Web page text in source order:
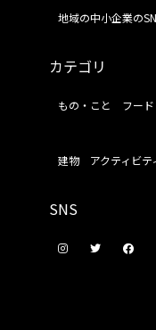
地域の中小企業の
カテゴリ
もの・こと フード
建物 アクティビテ
SNS